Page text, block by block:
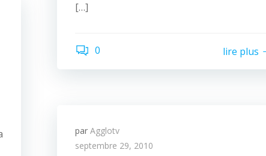
[…]
0 lire plus
par Agglotv
septembre 29, 2010